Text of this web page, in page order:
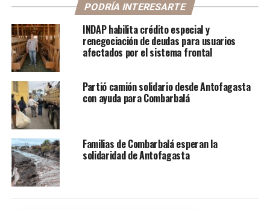
PODRÍA INTERESARTE
INDAP habilita crédito especial y
renegociación de deudas para usuarios
afectados por el sistema frontal
Partió camión solidario desde Antofagasta
con ayuda para Combarbalá
Familias de Combarbalá esperan la
solidaridad de Antofagasta